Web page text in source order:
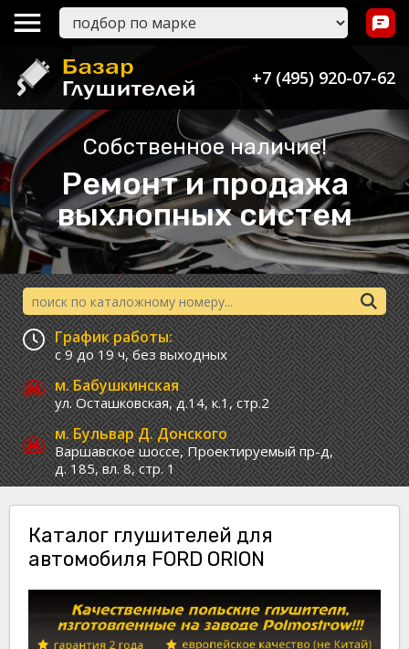
+7 (495) 920-07-62
Собственное наличие!
Ремонт и продажа
выхлопных систем
График работы:
с 9 до 19 ч,без выходных
м. Бабушкинская
ул. Осташковская, д.14, к.1, стр.2
м. Бульвар Д. Донского
Варшавское шоссе,Проектируемый пр-д,
д. 185, вл. 8, стр. 1
Каталог глушителей для
автомобиля FORD ORION